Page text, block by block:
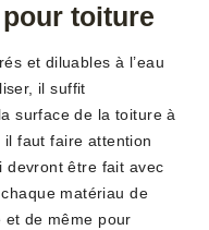
toiture
et diluables à l’eau
il suffit
surface de la toiture à
il faut faire attention
devront être fait avec
matériau de
de même pour